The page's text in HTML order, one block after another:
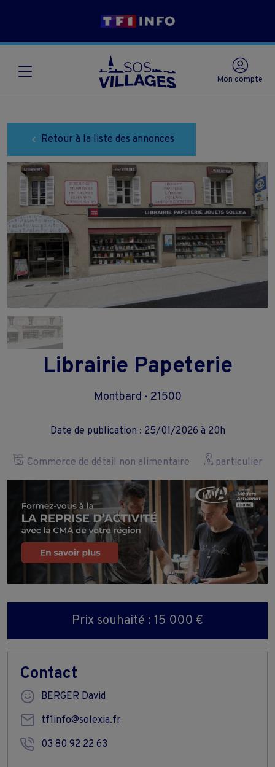
Mon compte
Retour à la liste des annonces
Librairie Papeterie
Montbard - 21500
Date de publication : 25/01/2026 à 20h
Commerce de détail non alimentaire particulier
Prix souhaité : 15 000 €
Contact
BERGER David
tf1info@solexia.fr
03 80 92 22 63